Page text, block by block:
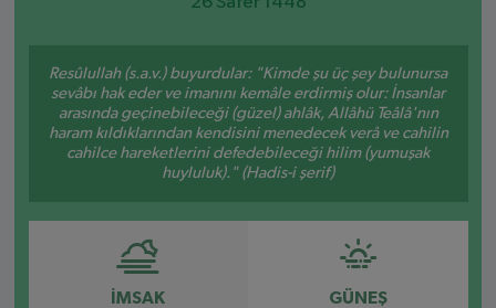
Resûlullah (s.a.v.) buyurdular: "Kimde şu üç şey bulunursa
sevâbı hak eder ve imanını kemâle erdirmiş olur: İnsanlar
arasında geçinebileceği (güzel) ahlâk, Allâhü Teâlâ'nın
haram kıldıklarından kendisini menedecek verâ ve cahilin
cahilce hareketlerini defedebileceği hilim (yumuşak
huyluluk)." (Hadis-i şerif)
İMSAK GÜNEŞ
EKONOMİ
TEKNOLOJİ
YEMEK